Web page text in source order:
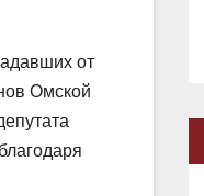
от
Омской